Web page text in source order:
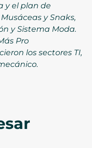
y el plan de
y Snaks,
y Sistema Moda.
Pro
los sectores TI,